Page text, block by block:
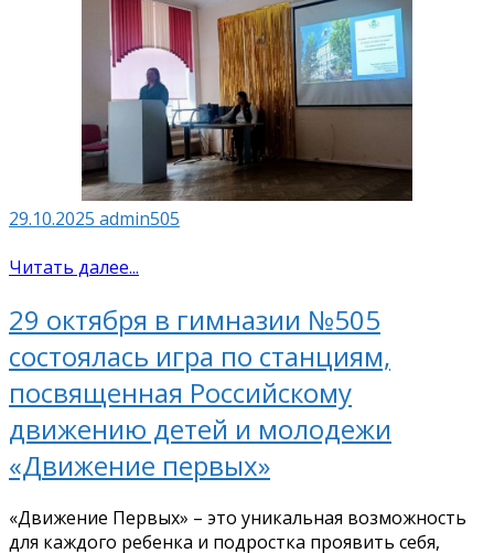
29.10.2025 admin505
Читать далее...
29 октября в гимназии №505
состоялась игра по станциям,
посвященная Российскому
движению детей и молодежи
«Движение первых»
«Движение Первых» – это уникальная возможность
для каждого ребенка и подростка проявить себя,